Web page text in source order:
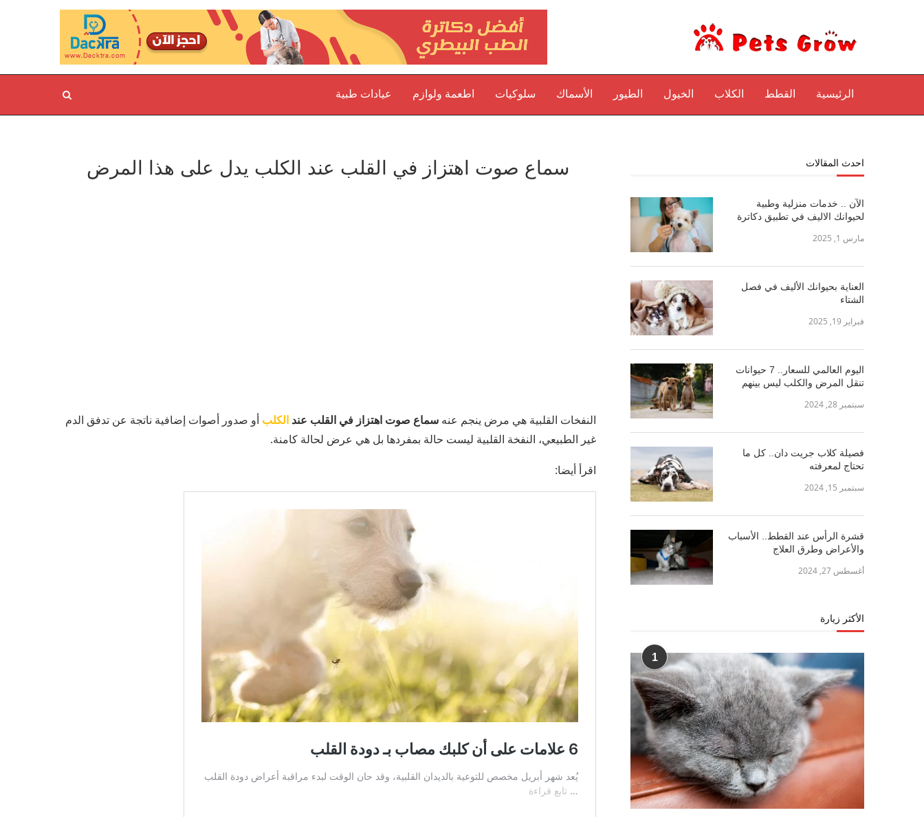
الرئيسية القطط الكلاب الخيول الطيور الأسماك سلوكيات اطعمة ولوازم عيادات طبية
سماع صوت اهتزاز في القلب عند الكلب يدل على هذا المرض
النفخات القلبية هي مرض ينجم عنهسماع صوت اهتزاز في القلب عندالكلب أو صدور أصوات إضافية ناتجة عن تدفق الدم
غير الطبيعي، النفخة القلبية ليست حالة بمفردها بل هي عرض لحالة كامنة.
اقرأ أيضا:
احدث المقالات
الآن .. خدمات منزلية وطبية
لحيوانك الاليف في تطبيق دكاترة
مارس 1, 2025
العناية بحيوانك الأليف في فصل
الشتاء
فبراير 19, 2025
اليوم العالمي للسعار.. 7 حيوانات
تنقل المرض والكلب ليس بينهم
سبتمبر 28, 2024
فصيلة كلاب جريت دان.. كل ما
تحتاج لمعرفته
سبتمبر 15, 2024
قشرة الرأس عند القطط.. الأسباب
والأعراض وطرق العلاج
أغسطس 27, 2024
الأكثر زيارة
1